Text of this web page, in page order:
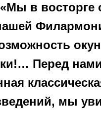
в восторге
Перед
мы